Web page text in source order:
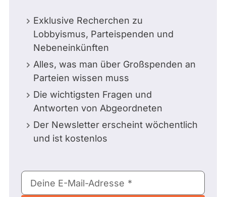
Exklusive Recherchen zu
Lobbyismus, Parteispenden und
Nebeneinkünften
Alles, was man über Großspenden an
Parteien wissen muss
Die wichtigsten Fragen und
Antworten von Abgeordneten
Der Newsletter erscheint wöchentlich
und ist kostenlos
E-
Mail-
Deine E-Mail-Adresse